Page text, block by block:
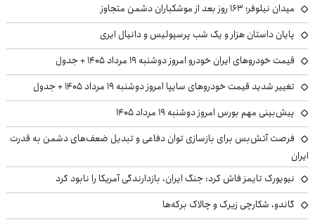
میدان نیلوفر؛ ۱۶۳ روز بعد از موشکباران دشمن متجاوز
پایان داستان هزار و یک شب پرسپولیس و دانیال ایری
قیمت خودروهای ایران خودرو امروز دوشنبه ۱۹ مرداد ۱۴۰۵ + جدول
تغییر شدید قیمت خودروهای سایپا امروز دوشنبه ۱۹ مرداد ۱۴۰۵ + جدول
پیش‌بینی مهم بورس امروز دوشنبه ۱۹ مرداد ۱۴۰۵
فرصت آتش‌بس برای بازسازی توان دفاعی و تبدیل ضعف‌های دشمن به قدرت
ایران
نیویورک تایمز فاش کرد: جنگ ایران، بازدارندگی آمریکا را نابود کرد
گاندو، شکارچی زیرک و چالاک برکه‌ها